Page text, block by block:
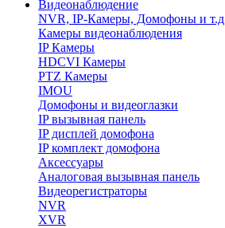
Видеонаблюдение
NVR, IP-Камеры, Домофоны и т.д
Камеры видеонаблюдения
IP Камеры
HDCVI Камеры
PTZ Камеры
IMOU
Домофоны и видеоглазки
IP вызывная панель
IP дисплей домофона
IP комплект домофона
Аксессуары
Аналоговая вызывная панель
Видеорегистраторы
NVR
XVR